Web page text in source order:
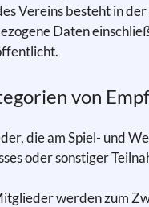
Vereins besteht in
Daten
von
die am Spiel- und
oder sonstiger
werden zum